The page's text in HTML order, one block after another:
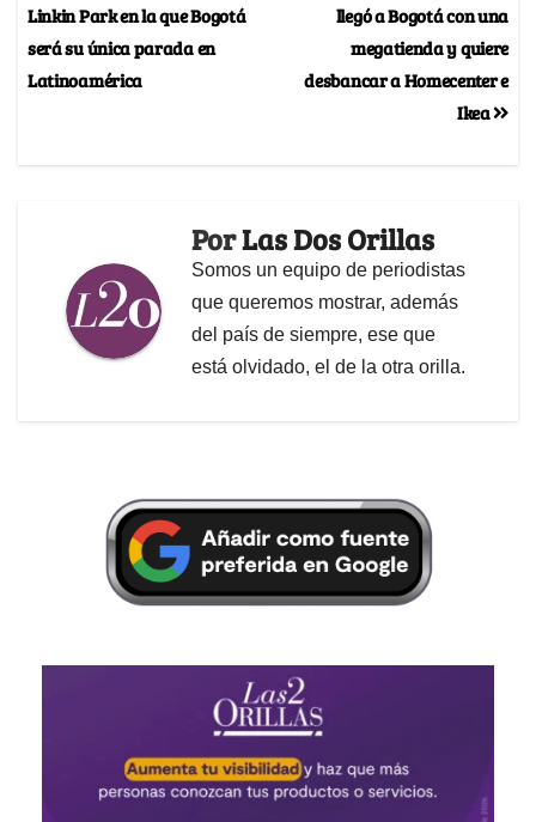
llegó a Bogotá con una
megatienda y quiere
desbancar a Homecenter e
Ikea
Linkin Park en la que Bogotá
será su única parada en
Latinoamérica
PorLas Dos Orillas
Somos un equipo de periodistas
que queremos mostrar, además
del país de siempre, ese que
está olvidado, el de la otra orilla.